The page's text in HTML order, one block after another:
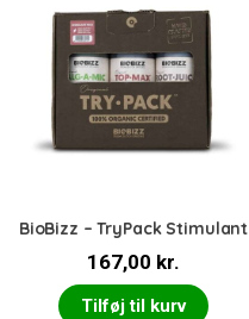
BioBizz – TryPack Stimulant
167,00 kr.
Tilføj til kurv